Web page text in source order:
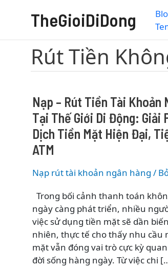
TheGioiDiDong
Rút Tiền
Nạp – Rút Tiền Tài Khoản
Tại Thế Giới Di Động: Giải
Dịch Tiền Mặt Hiện Đại,
ATM
Nạp rút tài khoản ngân hàng /
Trong bối cảnh thanh toán
ngày càng phát triển, nhiều
việc sử dụng tiền mặt sẽ dần
nhiên, thực tế cho thấy nhu cầu
mặt vẫn đóng vai trò cực kỳ
đời sống hàng ngày. Từ việc chi